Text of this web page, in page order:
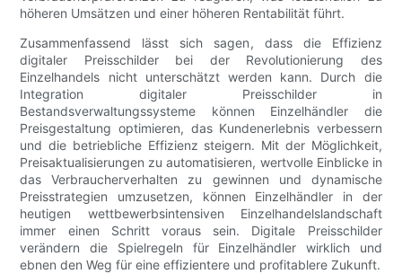
höheren Umsätzen und einer höheren Rentabilität führt.
Zusammenfassend lässt sich sagen, dass die Effizienz
digitaler Preisschilder bei der Revolutionierung des
Einzelhandels nicht unterschätzt werden kann. Durch die
Integration digitaler Preisschilder in
Bestandsverwaltungssysteme können Einzelhändler die
Preisgestaltung optimieren, das Kundenerlebnis verbessern
und die betriebliche Effizienz steigern. Mit der Möglichkeit,
Preisaktualisierungen zu automatisieren, wertvolle Einblicke in
das Verbraucherverhalten zu gewinnen und dynamische
Preisstrategien umzusetzen, können Einzelhändler in der
heutigen wettbewerbsintensiven Einzelhandelslandschaft
immer einen Schritt voraus sein. Digitale Preisschilder
verändern die Spielregeln für Einzelhändler wirklich und
ebnen den Weg für eine effizientere und profitablere Zukunft.